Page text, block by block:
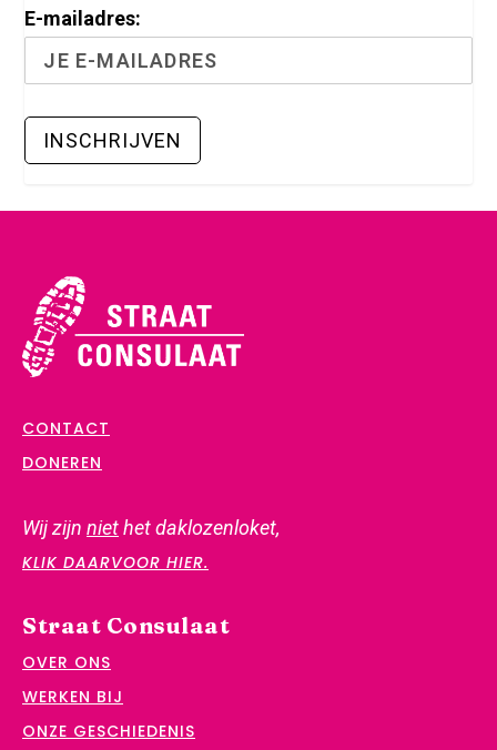
E-mailadres:
CONTACT
DONEREN
Wij zijn niethet daklozenloket,
KLIK DAARVOOR HIER.
Straat Consulaat
OVER ONS
WERKEN BIJ
ONZE GESCHIEDENIS